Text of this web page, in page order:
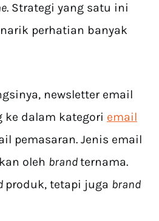
. Strategi yang satu ini
perhatian banyak
newsletter email
ke dalam kategori email
pemasaran. Jenis email
oleh brandternama.
produk, tetapi juga brand